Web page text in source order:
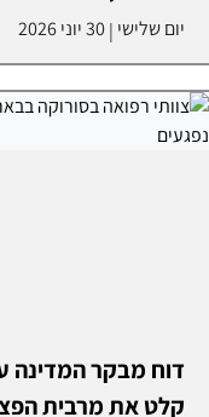
יום שלישי |30 יוני 2026
קלט את מרבית